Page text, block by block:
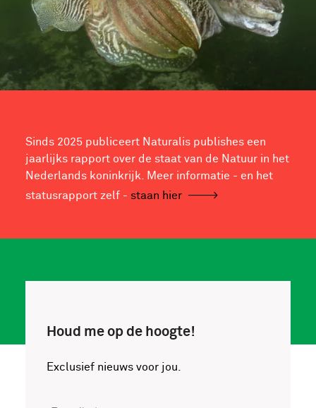
Sinds 2025 publiceert Naturalis publishes een
jaarlijks rapport over de staat van de Natuur in het
Nederlands koninkrijk. Meer informatie - en het
statusrapport zelf - staan hier
Houd me op de hoogte!
Exclusief nieuws voor jou.